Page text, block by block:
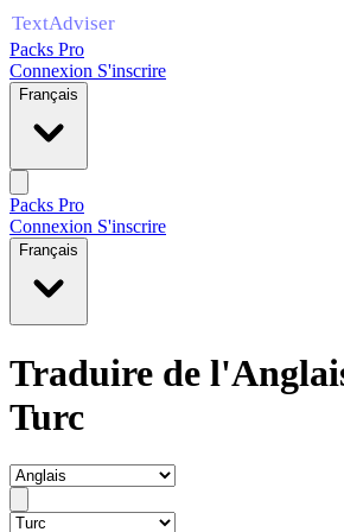
Packs Pro
Connexion S'inscrire
Français
Packs Pro
Connexion S'inscrire
Français
Traduire de
Turc